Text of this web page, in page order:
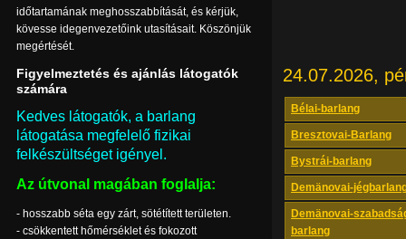
24.07.2026,
Bélai-barlang
Bresztovai-Barlang
Bystrái-barlang
Demänovai-
Demänovai-
barlang
időtartamának meghosszabbítását, és kérjük,
kövesse idegenvezetőink utasításait. Köszönjük
megértését.
Figyelmeztetés és ajánlás látogatók
számára
Kedves látogatók, a barlang
látogatása megfelelő fizikai
felkészültséget igényel.
Az útvonal magában foglalja:
- hosszabb séta egy zárt, sötétített területen.
- csökkentett hőmérséklet és fokozott